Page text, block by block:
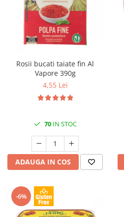
Rosii bucati taiate fin Al
Vapore 390g
4,55 Lei
70IN STOC
ADAUGA IN COS
-6%